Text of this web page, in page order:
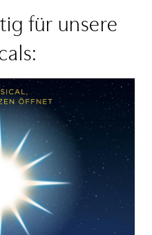
für unsere